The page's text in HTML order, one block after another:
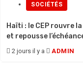
SOCIÉTÉS
Haïti : le CEP rouvre
et repousse
2 jours il y a ADMIN